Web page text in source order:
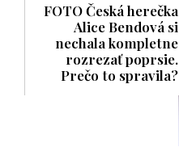
FOTO Česká herečka
Alice Bendová si
nechala kompletne
rozrezať poprsie.
Prečo to spravila?